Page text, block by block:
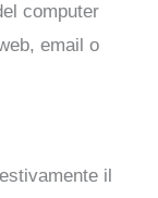
computer
email o
il